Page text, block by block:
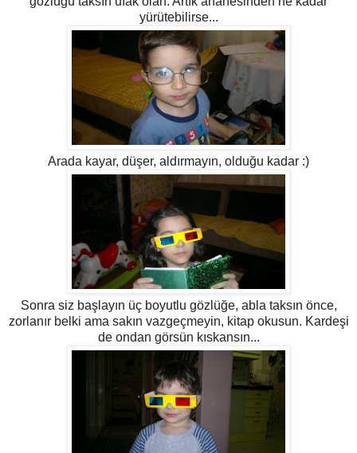
yürütebilirse...
Arada kayar, düşer, aldırmayın, olduğu kadar :)
Sonra siz başlayın üç boyutlu gözlüğe, abla taksın önce,
zorlanır belki ama sakın vazgeçmeyin, kitap okusun. Kardeşi
de ondan görsün kıskansın...